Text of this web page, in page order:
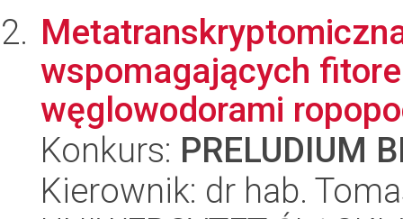
wspomagających
węglowodorami
Konkurs: PRELUDIUM
Kierownik: dr hab.